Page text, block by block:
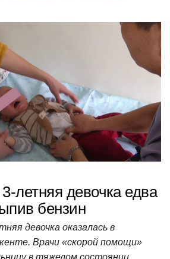
n
kl
a
ss
ni
ki
e
m
.R er п
р
а
и
т
ь
летняя девочка едва
бензин
девочка оказалась в
Врачи «скорой помощи»